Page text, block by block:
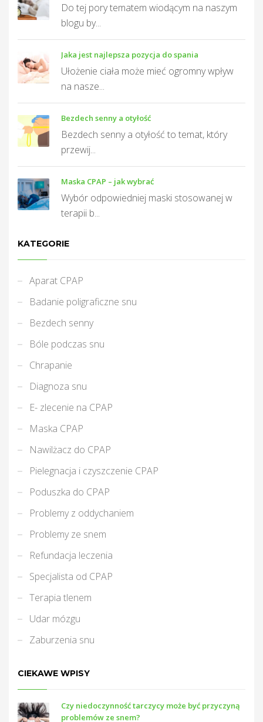
Do tej pory tematem wiodącym na naszym
blogu by...
Jaka jest najlepsza pozycja do spania
Ułożenie ciała może mieć ogromny wpływ
na nasze...
Bezdech senny a otyłość
Bezdech senny a otyłość to temat, który
przewij...
Maska CPAP – jak wybrać
Wybór odpowiedniej maski stosowanej w
terapii b...
KATEGORIE
Aparat CPAP
Badanie poligraficzne snu
Bezdech senny
Bóle podczas snu
Chrapanie
Diagnoza snu
E- zlecenie na CPAP
Maska CPAP
Nawilżacz do CPAP
Pielegnacja i czyszczenie CPAP
Poduszka do CPAP
Problemy z oddychaniem
Problemy ze snem
Refundacja leczenia
Specjalista od CPAP
Terapia tlenem
Udar mózgu
Zaburzenia snu
CIEKAWE WPISY
Czy niedoczynność tarczycy może być przyczyną
problemów ze snem?